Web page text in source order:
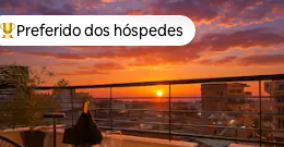
Entre os melhores preferidos dos
Preferido dos hóspedes